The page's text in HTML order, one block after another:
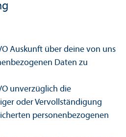
Auskunft über deine von uns
Daten zu
unverzüglich die
oder Vervollständigung
personenbezogenen